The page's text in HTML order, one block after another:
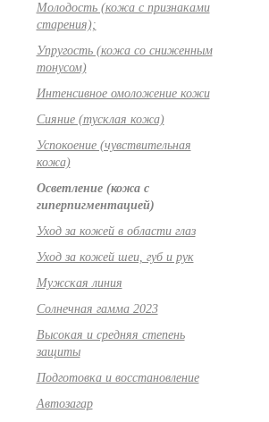
Молодость (кожа с признаками
старения);
Упругость (кожа со сниженным
тонусом)
Интенсивное омоложение кожи
Сияние (тусклая кожа)
Успокоение (чувствительная
кожа)
Осветление (кожа с
гиперпигментацией)
Уход за кожей в области глаз
Уход за кожей шеи, губ и рук
Мужская линия
Солнечная гамма 2023
Высокая и средняя степень
защиты
Подготовка и восстановление
Автозагар